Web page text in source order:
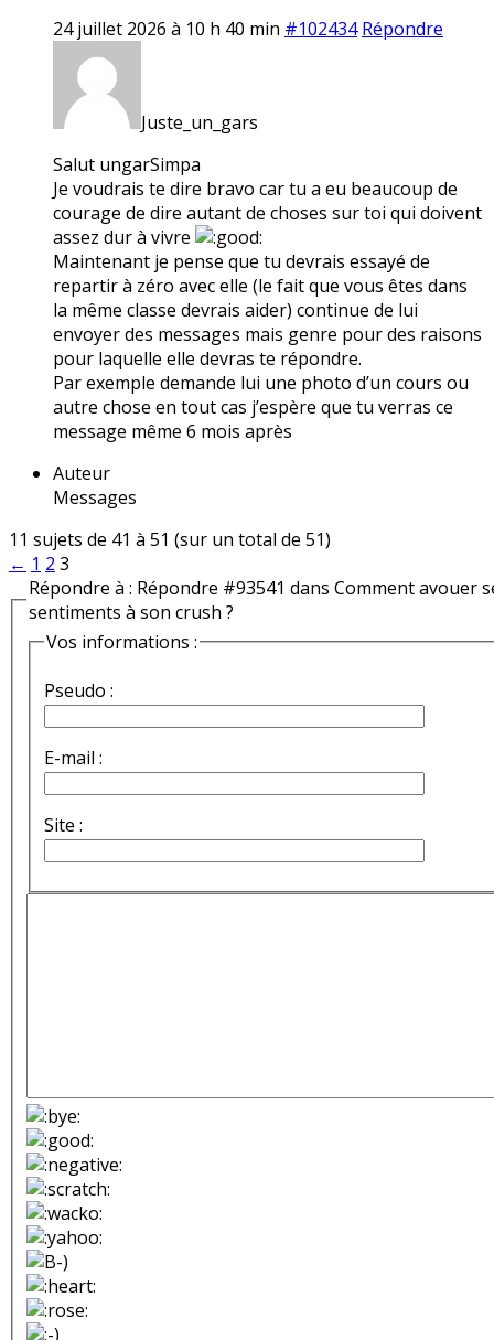
24 juillet 2026 à 10 h 40 min #102434 Répondre
Juste_un_gars
Salut ungarSimpa
Je voudrais te dire bravo car tu a eu beaucoup de
courage de dire autant de choses sur toi qui doivent
assez dur à vivre
Maintenant je pense que tu devrais essayé de
repartir à zéro avec elle (le fait que vous êtes dans
la même classe devrais aider) continue de lui
envoyer des messages mais genre pour des raisons
pour laquelle elle devras te répondre.
Par exemple demande lui une photo d’un cours ou
autre chose en tout cas j’espère que tu verras ce
message même 6 mois après
Auteur
Messages
11 sujets de 41 à 51 (sur un total de 51)
← 1 2 3
Répondre à : Répondre #93541 dans Comment avouer
sentiments à son crush ?
Vos informations :
Pseudo :
E-mail :
Site :